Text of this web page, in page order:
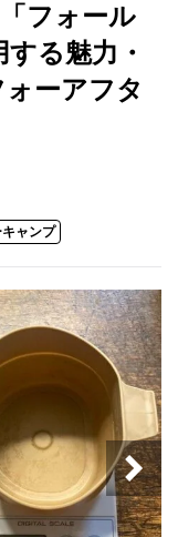
フォール
る魅力・
ーアフタ
ャンプ